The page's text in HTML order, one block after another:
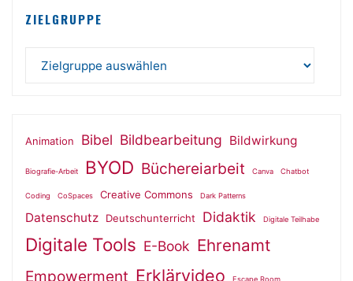
ZIELGRUPPE
Animation Bibel Bildbearbeitung Bildwirkung
Biografie-Arbeit BYOD Büchereiarbeit Canva Chatbot
Coding CoSpaces Creative Commons Dark Patterns
Datenschutz Deutschunterricht Didaktik Digitale Teilhabe
Digitale Tools E-Book Ehrenamt
Empowerment Erklärvideo Escape Room